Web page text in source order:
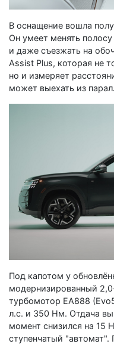
В оснащение вошла
Он умеет менять
и даже съезжать на
Assist Plus, которая не
но и измеряет
может выехать из
Под капотом у
модернизированный
турбомотор EA888
л.с. и 350 Нм. Отдача
момент снизился на 15
ступенчатый